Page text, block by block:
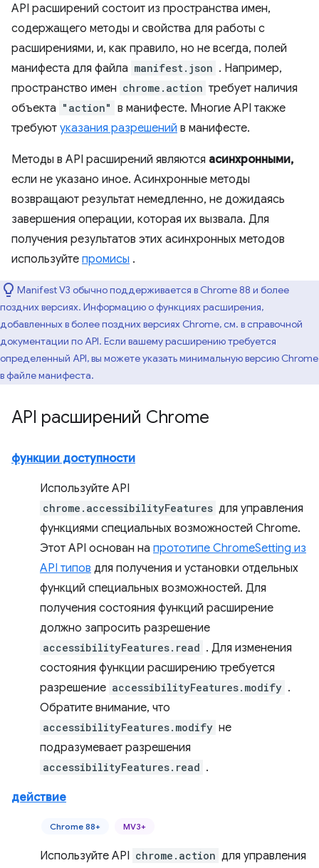
API расширений состоит из пространства имен,
содержащего методы и свойства для работы с
расширениями, и, как правило, но не всегда, полей
манифеста для файла manifest.json . Например,
пространство имен chrome.action требует наличия
объекта "action" в манифесте. Многие API также
требуют указания разрешений в манифесте.
Методы в API расширений являются асинхронными,
если не указано иное. Асинхронные методы
возвращают результат немедленно, не дожидаясь
завершения операции, которая их вызвала. Для
получения результатов этих асинхронных методов
используйте промисы .
Manifest V3 обычно поддерживается в Chrome 88 и более
поздних версиях. Информацию о функциях расширения,
добавленных в более поздних версиях Chrome, см. в справочной
документации по API. Если вашему расширению требуется
определенный API, вы можете указать минимальную версию Chrome
в файле манифеста.
API расширений Chrome
функции доступности
Используйте API
chrome.accessibilityFeatures для управления
функциями специальных возможностей Chrome.
Этот API основан на прототипе ChromeSetting из
API типов для получения и установки отдельных
функций специальных возможностей. Для
получения состояния функций расширение
должно запросить разрешение
accessibilityFeatures.read . Для изменения
состояния функции расширению требуется
разрешение accessibilityFeatures.modify .
Обратите внимание, что
accessibilityFeatures.modify не
подразумевает разрешения
accessibilityFeatures.read .
действие
Chrome 88+ MV3+
Используйте API chrome.action для управления